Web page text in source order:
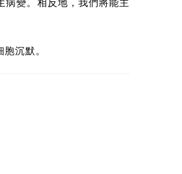
病變。相反地，我們將能主
沉默。